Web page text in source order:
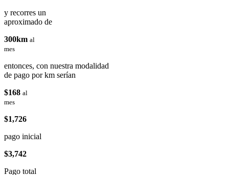
y recorres un
aproximado de
300km al
mes
entonces, con nuestra modalidad
de pago por km serían
$168 al
mes
$1,726
pago inicial
$3,742
Pago total